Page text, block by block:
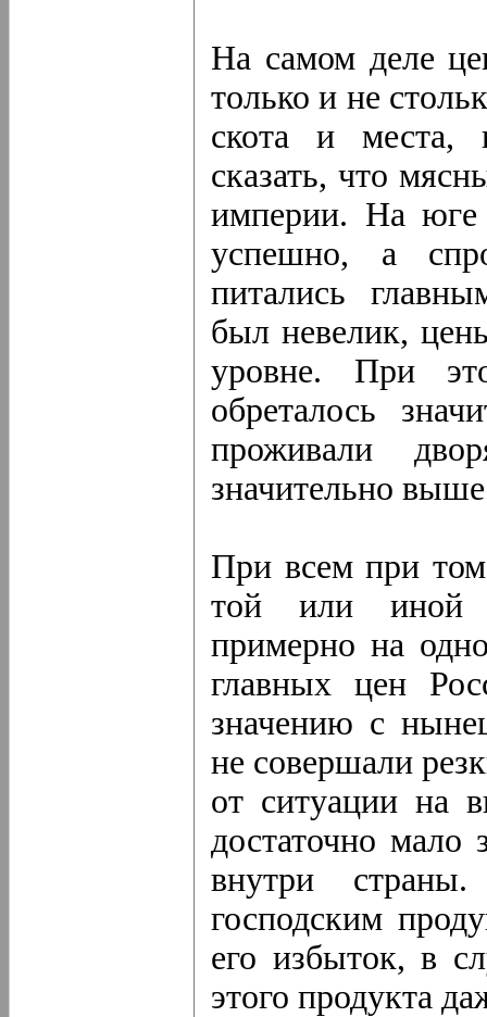
На самом деле
только и не
скота и места,
сказать, что
империи. На юге
успешно, а
питались
был невелик,
уровне. При
обреталось
проживали
значительно
При всем при
той или иной
примерно на
главных цен
значению с
не совершали
от ситуации на
достаточно мало
внутри
господским
его избыток, в
этого продукта